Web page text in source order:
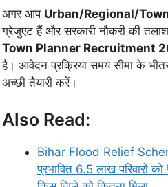
अगर आप Urban/Regional/
ग्रेजुएट हैं और सरकारी नौकरी की
Town Planner Recruitment
है। आवेदन प्रक्रिया समय सीमा के
अच्छी तैयारी करें।
Also Read:
Bihar Flood Relief
प्रभावित 6.5 लाख परिवारों